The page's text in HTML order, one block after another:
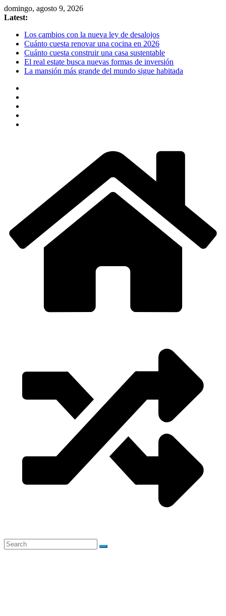
Skip
to
domingo, agosto 9, 2026
Latest:
Los cambios con la nueva ley de desalojos
Cuánto cuesta renovar una cocina en 2026
Cuánto cuesta construir una casa sustentable
El real estate busca nuevas formas de inversión
La mansión más grande del mundo sigue habitada